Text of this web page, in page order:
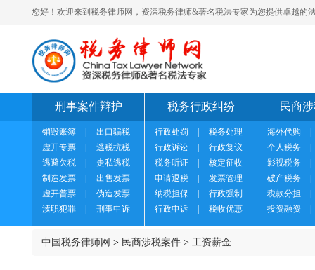
您好！欢迎来到税务律师网，资深税务律师&著名税法专家为您提供卓越的
刑事案件辩护
销毁账簿
出口骗税
虚开专票
逃税抗税
逃避欠税
走私逃税
制造发票
出售发票
虚开普票
伪造发票
渎职犯罪
刑事申诉
税务行政纠纷
行政处罚
税务处理
行政诉讼
行政复议
税务听证
核定征收
申请退税
发票管理
纳税担保
行政强制
行政申诉
税收优惠
民商
海外代购
个人税务
影视税务
破产税务
税款分担
投资融资
中国税务律师网 > 民商涉税案件 > 工资薪金